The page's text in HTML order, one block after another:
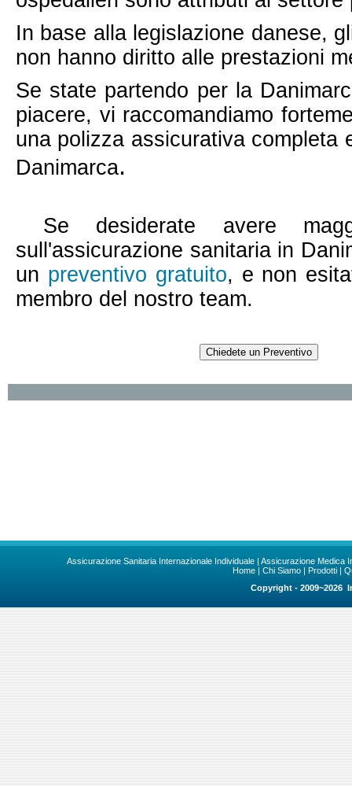
In base alla legislazione danese,
non hanno diritto alle prestazioni
Se state partendo per la
piacere, vi raccomandiamo
una polizza assicurativa completa
Danimarca.
Se desiderate avere
sull'assicurazione sanitaria in
un preventivo gratuito, e non
membro del nostro team.
Assicurazione Sanitaria Internazionale Individuale | Assicurazione Medica
Home |Chi Siamo |Prodotti |
Copyright - 2009~2026